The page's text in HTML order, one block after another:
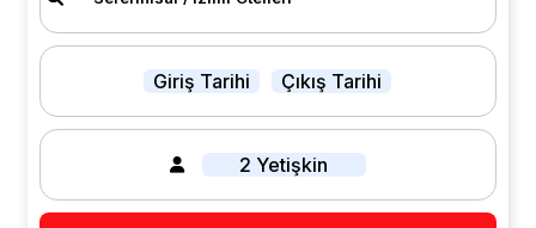
Giriş Tarihi Çıkış Tarihi
2 Yetişkin